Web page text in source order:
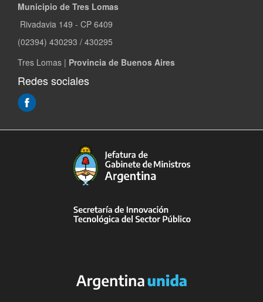
Municipio de Tres Lomas
Rivadavia 149 - CP 6409
(02394) 430293 / 430295
Tres Lomas | Provincia de Buenos Aires
Redes sociales